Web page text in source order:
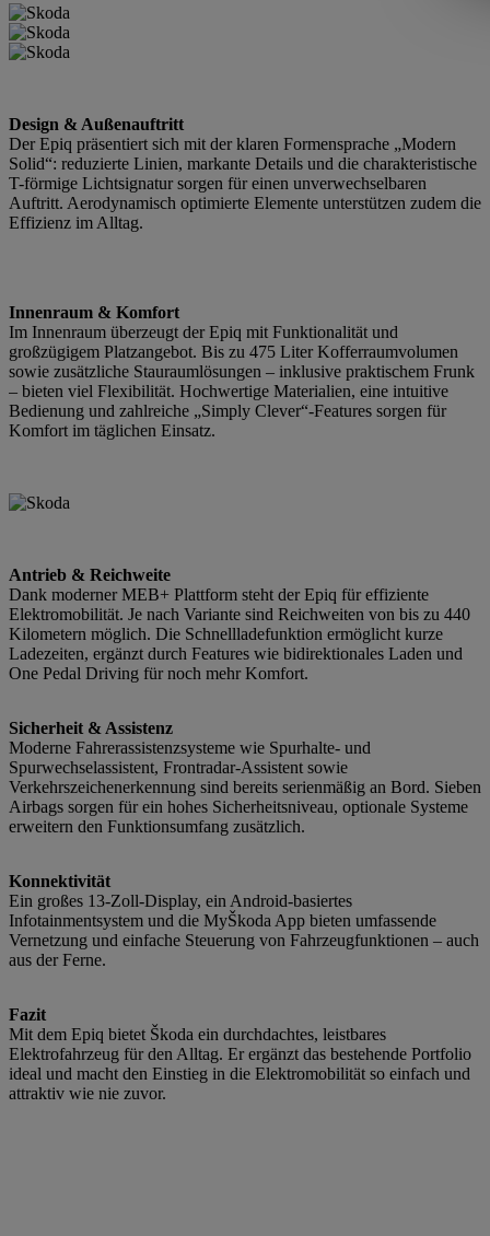
Design & Außenauftritt
Der Epiq präsentiert sich mit der klaren Formensprache „Modern
Solid“: reduzierte Linien, markante Details und die charakteristische
T-förmige Lichtsignatur sorgen für einen unverwechselbaren
Auftritt. Aerodynamisch optimierte Elemente unterstützen zudem die
Effizienz im Alltag.
Innenraum & Komfort
Im Innenraum überzeugt der Epiq mit Funktionalität und
großzügigem Platzangebot. Bis zu 475 Liter Kofferraumvolumen
sowie zusätzliche Stauraumlösungen – inklusive praktischem Frunk
– bieten viel Flexibilität. Hochwertige Materialien, eine intuitive
Bedienung und zahlreiche „Simply Clever“-Features sorgen für
Komfort im täglichen Einsatz.
Antrieb & Reichweite
Dank moderner MEB+ Plattform steht der Epiq für effiziente
Elektromobilität. Je nach Variante sind Reichweiten von bis zu 440
Kilometern möglich. Die Schnellladefunktion ermöglicht kurze
Ladezeiten, ergänzt durch Features wie bidirektionales Laden und
One Pedal Driving für noch mehr Komfort.
Sicherheit & Assistenz
Moderne Fahrerassistenzsysteme wie Spurhalte- und
Spurwechselassistent, Frontradar-Assistent sowie
Verkehrszeichenerkennung sind bereits serienmäßig an Bord. Sieben
Airbags sorgen für ein hohes Sicherheitsniveau, optionale Systeme
erweitern den Funktionsumfang zusätzlich.
Konnektivität
Ein großes 13-Zoll-Display, ein Android-basiertes
Infotainmentsystem und die MyŠkoda App bieten umfassende
Vernetzung und einfache Steuerung von Fahrzeugfunktionen – auch
aus der Ferne.
Fazit
Mit dem Epiq bietet Škoda ein durchdachtes, leistbares
Elektrofahrzeug für den Alltag. Er ergänzt das bestehende Portfolio
ideal und macht den Einstieg in die Elektromobilität so einfach und
attraktiv wie nie zuvor.